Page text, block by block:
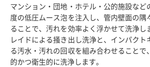
マンション・団地・ホテル・公的施設な
度の低圧ムース泡を注入し、管内壁面の隅
ることで、汚れを効率よく浮かせて洗浄
レイドによる掻き出し洗浄と、インパクト
る汚水・汚れの回収を組み合わせることで
的かつ衛生的に洗浄します。